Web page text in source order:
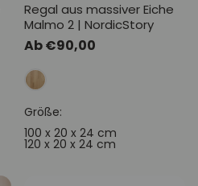
Regal aus massiver Eiche
Malmo 2 | NordicStory
Normaler
Preis
Ab €90,00
Größe:
100 x 20 x 24 cm
120 x 20 x 24 cm